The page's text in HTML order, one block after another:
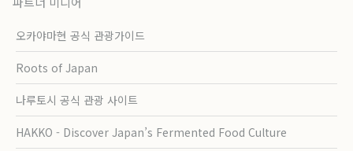
오카야마현 공식 관광가이드
Roots of Japan
나루토시 공식 관광 사이트
HAKKO - Discover Japan’s Fermented Food Culture